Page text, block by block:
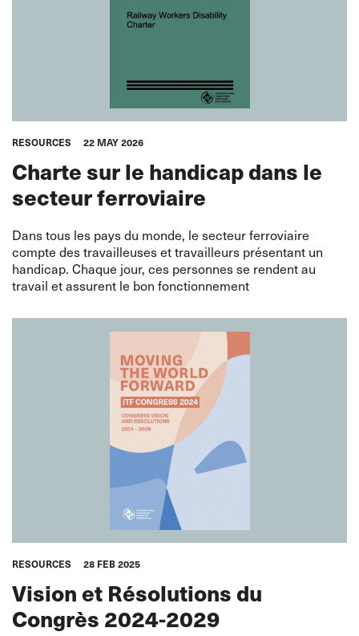
RESOURCES 22 MAY 2026
Charte sur le handicap dans le
secteur ferroviaire
Dans tous les pays du monde, le secteur ferroviaire
compte des travailleuses et travailleurs présentant un
handicap. Chaque jour, ces personnes se rendent au
travail et assurent le bon fonctionnement
RESOURCES 28 FEB 2025
Vision et Résolutions du
Congrès 2024-2029